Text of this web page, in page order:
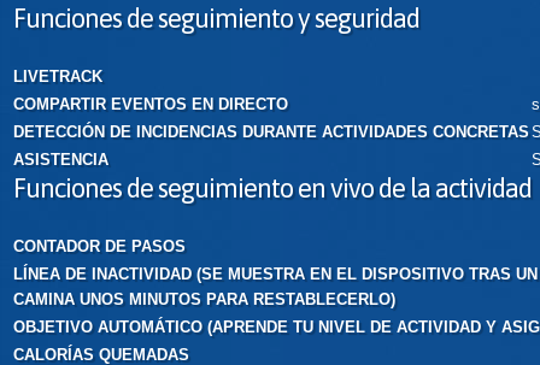
Funciones de seguimiento y seguridad
LIVETRACK
COMPARTIR EVENTOS EN DIRECTO
DETECCIÓN DE INCIDENCIAS DURANTE ACTIVIDADES CONCRETAS
ASISTENCIA
Funciones de seguimiento en vivo de la actividad
CONTADOR DE PASOS
LÍNEA DE INACTIVIDAD (SE MUESTRA EN EL DISPOSITIVO TRAS
CAMINA UNOS MINUTOS PARA RESTABLECERLO)
OBJETIVO AUTOMÁTICO (APRENDE TU NIVEL DE ACTIVIDAD Y
CALORÍAS QUEMADAS